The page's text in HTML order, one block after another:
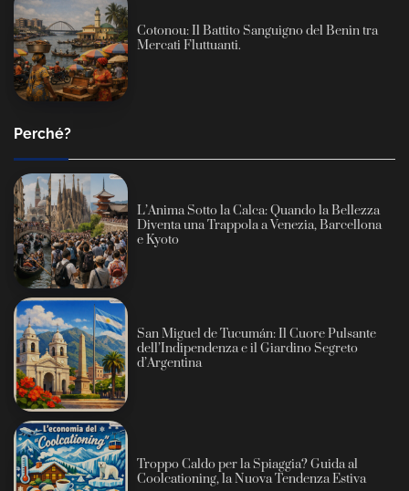
Cotonou: Il Battito Sanguigno del Benin tra
Mercati Fluttuanti.
Perché?
L’Anima Sotto la Calca: Quando la Bellezza
Diventa una Trappola a Venezia, Barcellona
e Kyoto
San Miguel de Tucumán: Il Cuore Pulsante
dell’Indipendenza e il Giardino Segreto
d’Argentina
Troppo Caldo per la Spiaggia? Guida al
Coolcationing, la Nuova Tendenza Estiva